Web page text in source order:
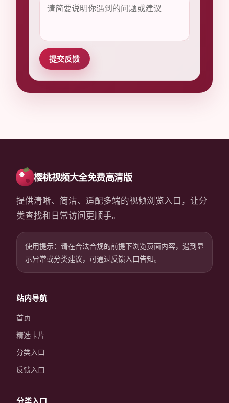
提交反馈
樱桃视频大全免费高清版
提供清晰、简洁、适配多端的视频浏览入口，让分
类查找和日常访问更顺手。
使用提示：请在合法合规的前提下浏览页面内容，遇到显
示异常或分类建议，可通过反馈入口告知。
站内导航
首页
精选卡片
分类入口
反馈入口
分类入口